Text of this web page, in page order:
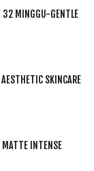
32 MINGGU-GENTLE
SKINCARE
MATTE INTENSE